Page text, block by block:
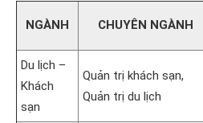
NGÀNH CHUYÊN NGÀNH
Du lịch –
Khách
sạn
Quản trị khách sạn,
Quản trị du lịch